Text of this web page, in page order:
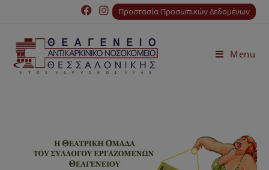
Προστασία Προσωπικών Δεδομένων
Menu